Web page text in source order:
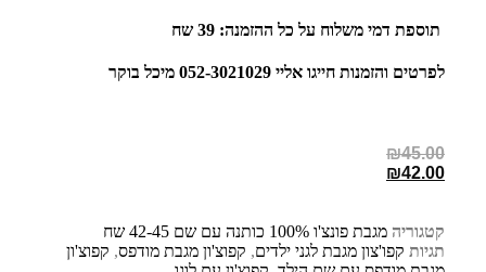
תוספת דמי משלוח על כל ההזמנה: 39 שח
לפרטים והזמנות חייגו אליי 052-3021029 מיכל בוקר
₪45.00
₪42.00
קטגוריה מגבת פונצ'ו 100% כותנה עם שם 42-45 שח
תגיות קפו'צון מגבת לגני ילדים, קפוצ'ון מגבת מודפס, קפוצ'ון